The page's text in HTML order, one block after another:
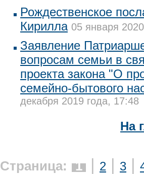
Рождественское
Кирилла 05 января
Заявление
вопросам семьи в
проекта закона "О
семейно-бытового
декабря 2019 года, 17:48
На
Страница: 1 2 3